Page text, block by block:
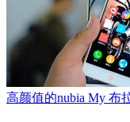
高颜值的nubia My 布